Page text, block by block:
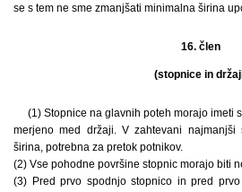
se s tem ne sme zmanjšati minimalna širina
16. člen
(stopnice in
(1) Stopnice na glavnih poteh morajo imeti
merjeno med držaji. V zahtevani najmanjši
širina, potrebna za pretok potnikov.
(2) Vse pohodne površine stopnic morajo biti
(3) Pred prvo spodnjo stopnico in pred